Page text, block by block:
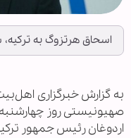
اسحاق هرتزوگ به
به گزارش خبرگزاری
اردوغان رئیس جمهور